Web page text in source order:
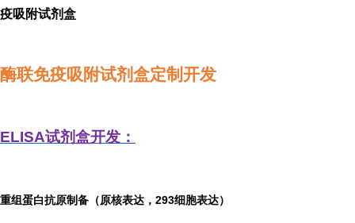
疫吸附试剂盒
酶联免疫吸附试剂盒定制开发
ELISA试剂盒开发：
重组蛋白抗原制备（原核表达，293细胞表达）